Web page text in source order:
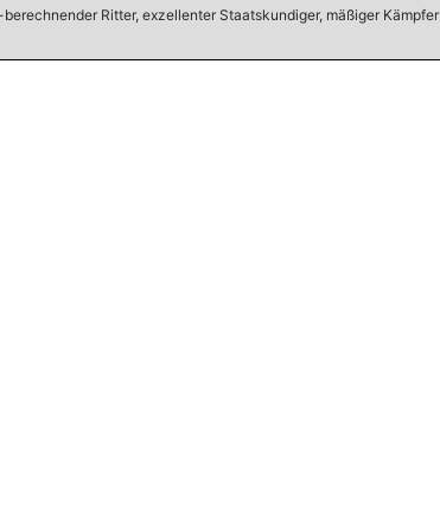
Ritter, exzellenter Staatskundiger, mäßiger Kämpfer